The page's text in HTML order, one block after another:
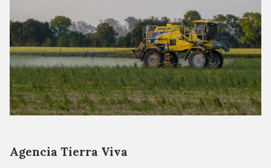
Agencia Tierra Viva